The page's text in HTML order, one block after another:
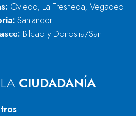
Oviedo, La Fresneda, Vegadeo
Santander
Bilbao y Donostia/San
CIUDADANÍA